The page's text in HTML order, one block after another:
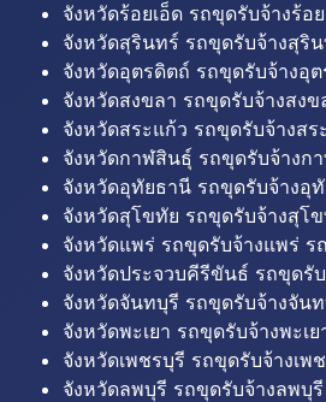
จังหวัดร้อยเอ็ด รถขุดรับจ้างร้อ
จังหวัดสุรินทร์ รถขุดรับจ้างสุริ
จังหวัดอุตรดิตถ์ รถขุดรับจ้างอุ
จังหวัดสงขลา รถขุดรับจ้างสง
จังหวัดสระแก้ว รถขุดรับจ้างส
จังหวัดกาฬสินธุ์ รถขุดรับจ้างก
จังหวัดอุทัยธานี รถขุดรับจ้างอุ
จังหวัดสุโขทัย รถขุดรับจ้างสุโ
จังหวัดแพร่ รถขุดรับจ้างแพร่
จังหวัดประจวบคีรีขันธ์ รถขุดรั
จังหวัดจันทบุรี รถขุดรับจ้างจัน
จังหวัดพะเยา รถขุดรับจ้างพะเ
จังหวัดเพชรบุรี รถขุดรับจ้างเพ
จังหวัดลพบุรี รถขุดรับจ้างลพบุ